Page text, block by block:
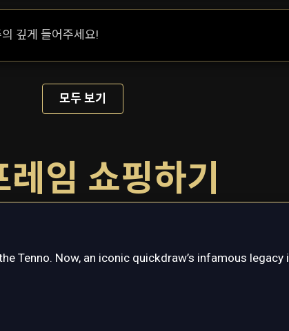
깊게 들어주세요!
모두 보기
레임 쇼핑하기
Now, an iconic quickdraw’s infamous